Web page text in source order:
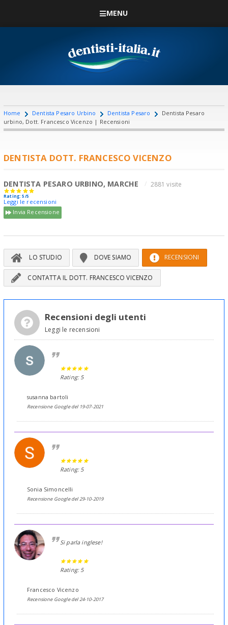
MENU
Home Dentista Pesaro Urbino Dentista Pesaro
Dentista Pesaro
urbino, Dott. Francesco Vicenzo | Recensioni
DENTISTA DOTT. FRANCESCO VICENZO
DENTISTA PESARO URBINO, MARCHE 2881 visite
Rating: 5/5
Leggi le recensioni
Invia Recensione
LO STUDIO DOVE SIAMO RECENSIONI
CONTATTA IL DOTT. FRANCESCO VICENZO
Recensioni degli utenti
Leggi le recensioni
Rating: 5
susanna bartoli
Recensione Google del 19-07-2021
Rating: 5
Sonia Simoncelli
Recensione Google del 29-10-2019
Si parla inglese!
Rating: 5
Francesco Vicenzo
Recensione Google del 24-10-2017